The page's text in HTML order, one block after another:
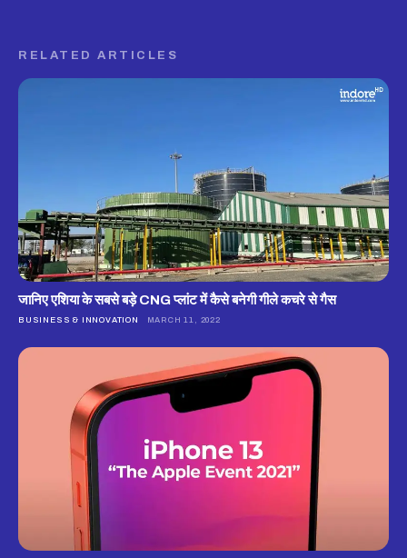
RELATED ARTICLES
जानिए एशिया के सबसे बड़े CNG प्लांट में कैसे बनेगी गीले कचरे से गैस
BUSINESS & INNOVATION MARCH 11, 2022